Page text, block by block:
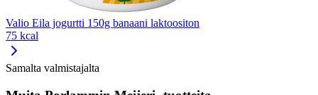
Valio Eila jogurtti 150g banaani laktoositon
75 kcal
Samalta valmistajalta